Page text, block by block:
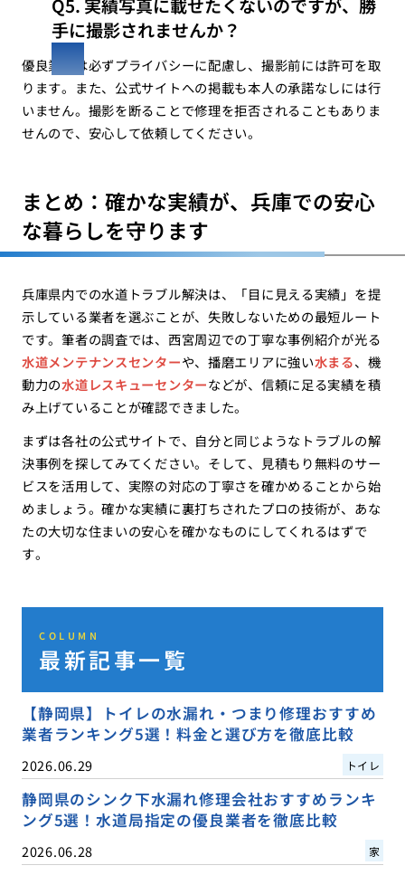
Q5. 実績写真に載せたくないのですが、勝
手に撮影されませんか？
優良業者は必ずプライバシーに配慮し、撮影前には許可を取
ります。また、公式サイトへの掲載も本人の承諾なしには行
いません。撮影を断ることで修理を拒否されることもありま
せんので、安心して依頼してください。
まとめ：確かな実績が、兵庫での安心
な暮らしを守ります
兵庫県内での水道トラブル解決は、「目に見える実績」を提
示している業者を選ぶことが、失敗しないための最短ルート
です。筆者の調査では、西宮周辺での丁寧な事例紹介が光る
水道メンテナンスセンターや、播磨エリアに強い水まる、機
動力の水道レスキューセンターなどが、信頼に足る実績を積
み上げていることが確認できました。
まずは各社の公式サイトで、自分と同じようなトラブルの解
決事例を探してみてください。そして、見積もり無料のサー
ビスを活用して、実際の対応の丁寧さを確かめることから始
めましょう。確かな実績に裏打ちされたプロの技術が、あな
たの大切な住まいの安心を確かなものにしてくれるはずで
す。
COLUMN
最新記事一覧
【静岡県】トイレの水漏れ・つまり修理おすすめ
業者ランキング5選！料金と選び方を徹底比較
2026.06.29 トイレ
静岡県のシンク下水漏れ修理会社おすすめランキ
ング5選！水道局指定の優良業者を徹底比較
2026.06.28 家